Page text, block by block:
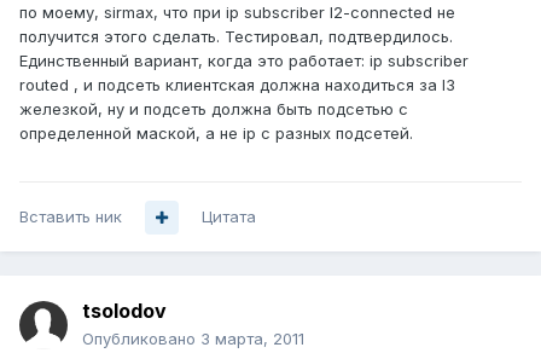
по моему, sirmax, что при ip subscriber l2-connected не
получится этого сделать. Тестировал, подтвердилось.
Единственный вариант, когда это работает: ip subscriber
routed , и подсеть клиентская должна находиться за l3
железкой, ну и подсеть должна быть подсетью с
определенной маской, а не ip с разных подсетей.
Вставить ник Цитата
tsolodov
Опубликовано 3 марта, 2011